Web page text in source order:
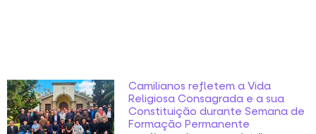
Camilianos refletem a Vida
Religiosa Consagrada e a sua
Constituição durante Semana de
Formação Permanente